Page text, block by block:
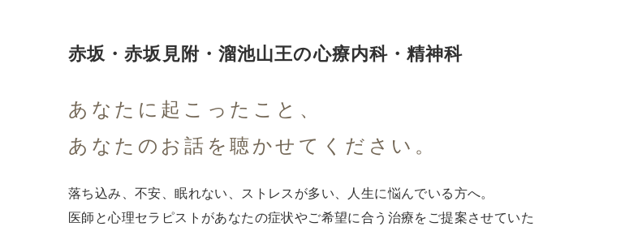
赤坂・赤坂見附・溜池山王の心療内科・精神科
あなたに起こったこと、
あなたのお話を聴かせてください。
落ち込み、不安、眠れない、ストレスが多い、人生に悩んでいる方へ。
医師と心理セラピストがあなたの症状やご希望に合う治療をご提案させていた